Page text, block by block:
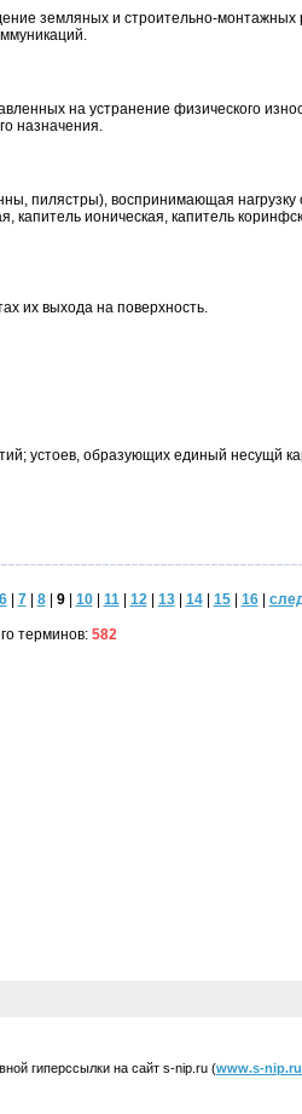
земляных и строительно-монтажных
на устранение физического
назначения.
пилястры), воспринимающая
капитель ионическая, капитель
их выхода на поверхность.
устоев, образующих единый несущй
6| 7| 8| 9| 10| 11| 12| 13| 14| 15| 16|
терминов: 582
гиперссылки на сайт s-nip.ru (www.s-nip.ru